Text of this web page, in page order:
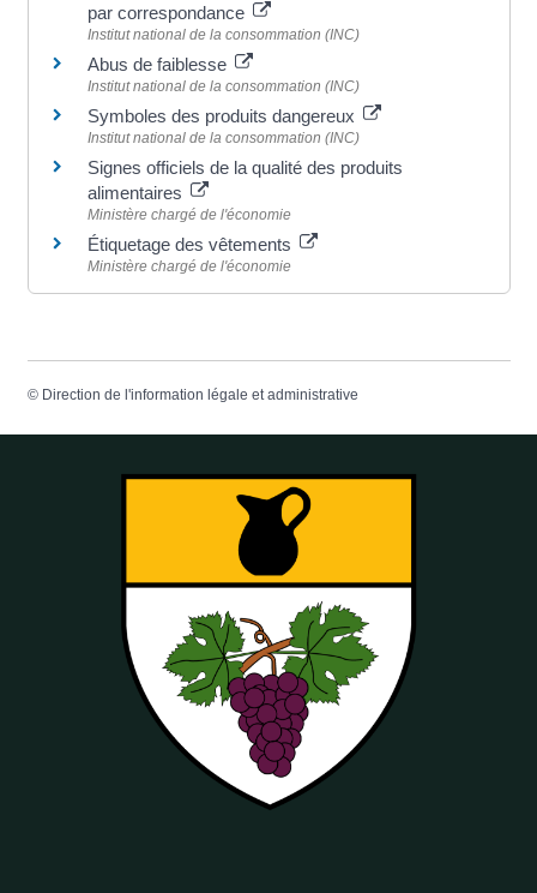
par correspondance
Institut national de la consommation (INC)
Abus de faiblesse
Institut national de la consommation (INC)
Symboles des produits dangereux
Institut national de la consommation (INC)
Signes officiels de la qualité des produits
alimentaires
Ministère chargé de l'économie
Étiquetage des vêtements
Ministère chargé de l'économie
© Direction de l'information légale et administrative